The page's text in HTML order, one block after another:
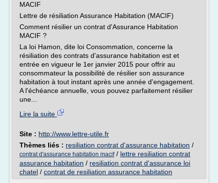
MACIF
Lettre de résiliation Assurance Habitation (MACIF)
Comment résilier un contrat d'Assurance Habitation
MACIF ?
La loi Hamon, dite loi Consommation, concerne la
résiliation des contrats d'assurance habitation est et
entrée en vigueur le 1er janvier 2015 pour offrir au
consommateur la possibilité de résilier son assurance
habitation à tout instant après une année d'engagement.
A l'échéance annuelle, vous pouvez parfaitement résilier
une...
Lire la suite
Site : http://www.lettre-utile.fr
Thèmes liés : resiliation contrat d'assurance habitation /
contrat d'assurance habitation macif/ lettre resiliation contrat
assurance habitation / resiliation contrat d'assurance loi
chatel / contrat de resiliation assurance habitation